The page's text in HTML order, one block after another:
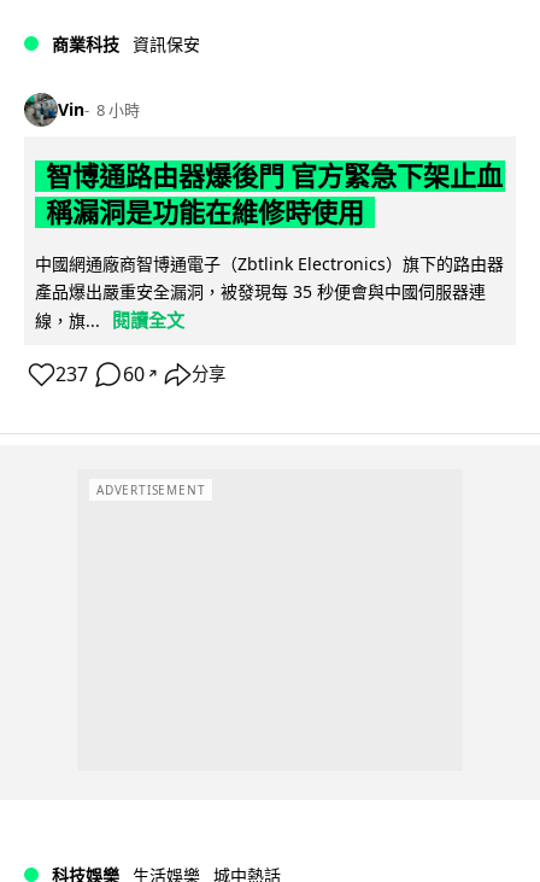
商業科技 資訊保安
Vin 8 小時
智博通路由器爆後門 官方緊急下架止血
稱漏洞是功能在維修時使用
中國網通廠商智博通電子（Zbtlink Electronics）旗下的路由器
產品爆出嚴重安全漏洞，被發現每 35 秒便會與中國伺服器連
線，旗...
閱讀全文
237 60 ↗ 分享
ADVERTISEMENT
科技娛樂 生活娛樂 城中熱話